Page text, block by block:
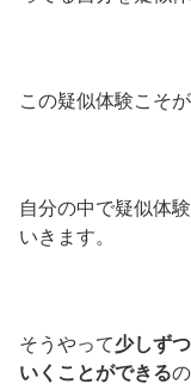
この疑似体験こそ
自分の中で疑似体
いきます。
そうやって少しず
いくことができる